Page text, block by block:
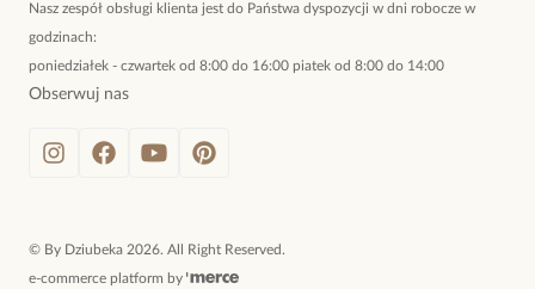
Nasz zespół obsługi klienta jest do Państwa dyspozycji w dni robocze w
godzinach:
poniedziałek - czwartek od 8:00 do 16:00 piatek od 8:00 do 14:00
Obserwuj nas
© By Dziubeka 2026. All Right Reserved.
e-commerce platform by